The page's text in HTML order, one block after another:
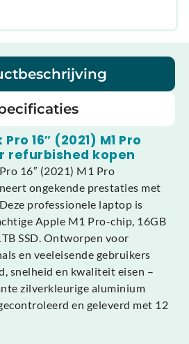
16″ (2021) M1 Pro
refurbished kopen
16″ (2021) M1 Pro
ongekende prestaties met
professionele laptop is
Apple M1 Pro-chip, 16GB
SSD. Ontworpen voor
en veeleisende gebruikers
snelheid en kwaliteit eisen –
zilverkleurige aluminium
en geleverd met 12